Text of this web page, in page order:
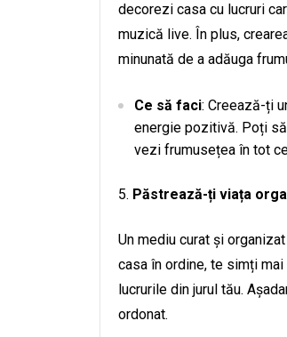
decorezi casa cu lucruri
muzică live. În plus,
minunată de a adăuga
Ce să faci: Creează-ți
energie pozitivă. Poți
vezi frumusețea în tot
Păstrează-ți viața
Un mediu curat și
casa în ordine, te simți
lucrurile din jurul tău.
ordonat.